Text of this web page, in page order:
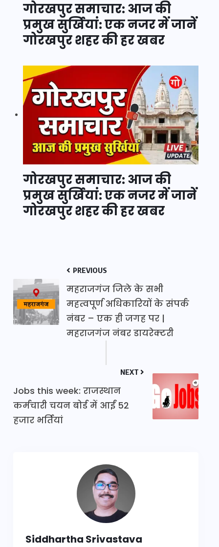
गोरखपुर समाचार: आज की
प्रमुख सुर्खियां: एक नजर में जानें
गोरखपुर शहर की हर खबर
गोरखपुर समाचार: आज की
प्रमुख सुर्खियां: एक नजर में जानें
गोरखपुर शहर की हर खबर
PREVIOUS
महराजगंज जिले के सभी
महत्वपूर्ण अधिकारियों के संपर्क
नंबर – एक ही जगह पर |
महराजगंज नंबर डायरेक्टरी
NEXT
Jobs this week: राजस्थान
कर्मचारी चयन बोर्ड में आईं 52
हजार ​भर्तियां
Siddhartha Srivastava